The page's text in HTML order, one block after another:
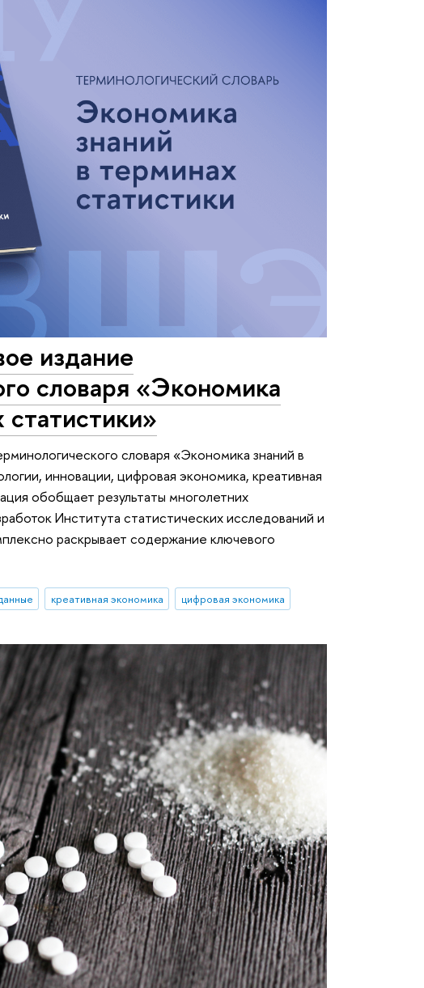
издание
словаря «Экономика
статистики»
словаря «Экономика знаний в
инновации, цифровая экономика, креативная
обобщает результаты многолетних
Института статистических исследований и
раскрывает содержание ключевого
креативная экономика цифровая экономика